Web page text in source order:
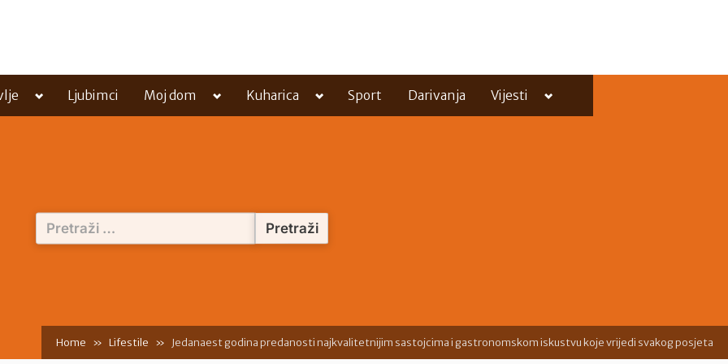
Toggle
menu
Ljubimci Moj dom
Toggle
menu
Kuharica
Toggle
menu
Sport Darivanja Vijesti
Toggle
menu
Pretraži:
Home Lifestile Jedanaest godina predanosti najkvalitetnijim sastojcima i gastronomskom iskustvu koje vrijedi svakog posjeta